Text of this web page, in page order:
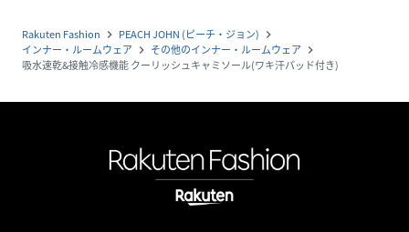
Rakuten Fashion navigate_next PEACH JOHN (ピーチ・ジョン) navigate_next
インナー・ルームウェア navigate_next その他のインナー・ルームウェア navigate_next
吸水速乾&接触冷感機能 クーリッシュキャミソール(ワキ汗パッド付き)